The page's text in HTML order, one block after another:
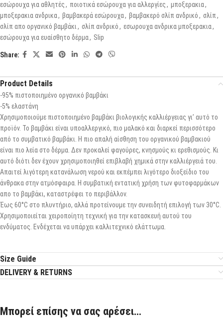
εσώρουχα για αθλητές, ποιοτικά εσώρουχα για αλλεργίες, μποξερακια,
μποξερακια ανδρικα, βαμβακερά εσώρουχα, βαμβακερό σλίπ ανδρικό, σλίπ,
σλίπ απο οργανικό βαμβάκι, σλίπ ανδρικό, εσωρουχα ανδρικα μποξερακια,
εσώρουχα για ευαίσθητο δέρμα, Slip
Share:
Product Details
-95% πιστοποιημένο οργανικό βαμβάκι
-5% ελαστάνη
Χρησιμοποιούμε πιστοποιημένο βαμβάκι βιολογικής καλλιέργειας γι’ αυτό το
προϊόν. Το βαμβάκι είναι υποαλλεργικό, πιο μαλακό και διαρκεί περισσότερο
από το συμβατικό βαμβάκι. Η πιο απαλή αίσθηση του οργανικού βαμβακιού
είναι πιο λεία στο δέρμα. Δεν προκαλεί φαγούρες, κνησμούς κι ερεθισμούς. Κι
αυτό διότι δεν έχουν χρησιμοποιηθεί επιβλαβή χημικά στην καλλιέργειά του.
Απαιτεί λιγότερη κατανάλωση νερού και εκπέμπει λιγότερο διοξείδιο του
άνθρακα στην ατμόσφαιρα. Η συμβατική εντατική χρήση των φυτοφαρμάκων
απο το βαμβάκι, καταστρέφει το περιβάλλον.
Έως 60°C στο πλυντήριο, αλλά προτείνουμε την συνειδητή επιλογή των 30°C.
Χρησιμοποιείται χειροποίητη τεχνική για την κατασκευή αυτού του
ενδύματος. Ενδέχεται να υπάρχει καλλιτεχνικό ελάττωμα.
Size Guide
DELIVERY & RETURNS
Μπορεί επίσης να σας αρέσει…